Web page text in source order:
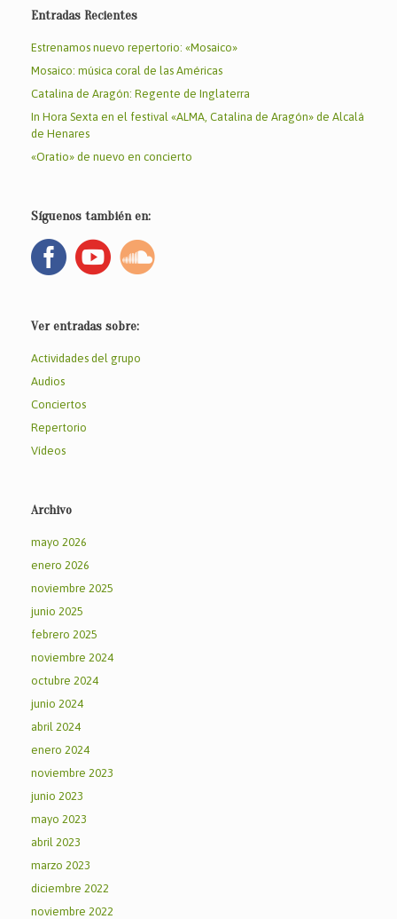
o
p
Entradas Recientes
Estrenamos nuevo repertorio: «Mosaico»
Mosaico: música coral de las Américas
Catalina de Aragón: Regente de Inglaterra
In Hora Sexta en el festival «ALMA, Catalina de Aragón» de Alcalá
de Henares
«Oratio» de nuevo en concierto
Síguenos también en:
Ver entradas sobre:
Actividades del grupo
Audios
Conciertos
Repertorio
Vídeos
Archivo
mayo 2026
enero 2026
noviembre 2025
junio 2025
febrero 2025
noviembre 2024
octubre 2024
junio 2024
abril 2024
enero 2024
noviembre 2023
junio 2023
mayo 2023
abril 2023
marzo 2023
diciembre 2022
noviembre 2022